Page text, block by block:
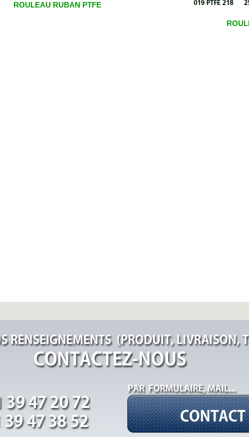
ROULEAU RUBAN PTFE